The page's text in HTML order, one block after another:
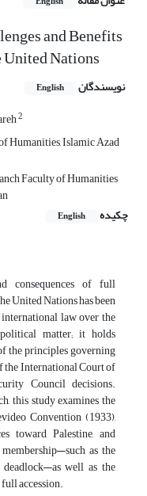
and Benefits
United Nations
نویسندگان English
2
Humanities, Islamic Azad
Faculty of Humanities
چکیده
English
consequences of full
United Nations has been
law over the
matter; it holds
the principles governing
the International Court of
Council decisions.
this study examines the
Convention (1933),
toward Palestine, and
as the
well as the
accession.